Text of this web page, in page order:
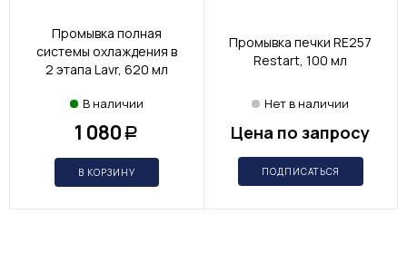
Промывка полная
системы охлаждения в
2 этапа Lavr, 620 мл
В наличии
1 080 Р
В КОРЗИНУ
Промывка печки RE257
Restart, 100 мл
Нет в наличии
Цена по запросу
ПОДПИСАТЬСЯ